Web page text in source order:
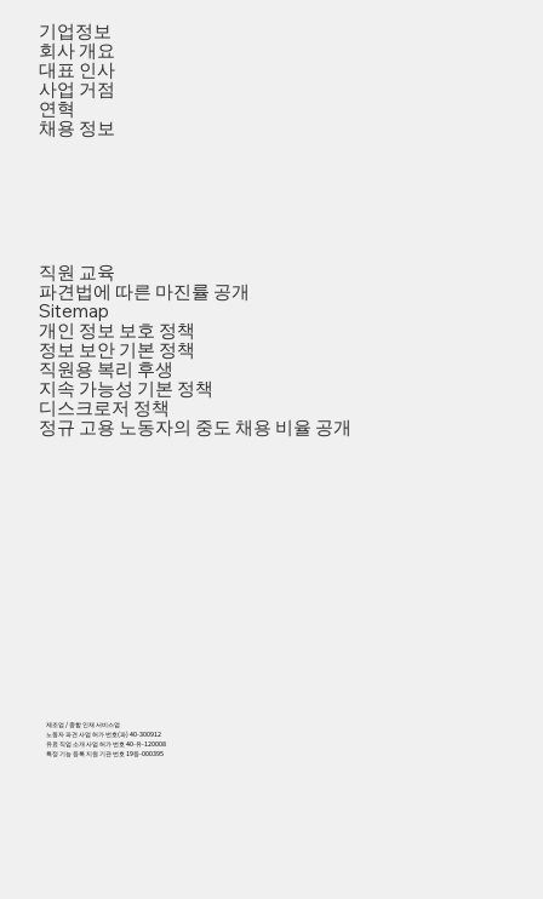
기업정보
회사 개요
대표 인사
사업 거점
연혁
채용 정보
직원 교육
파견법에 따른 마진률 공개
Sitemap
개인 정보 보호 정책
정보 보안 기본 정책
직원용 복리 후생
지속 가능성 기본 정책
디스크로저 정책
정규 고용 노동자의 중도 채용 비율 공개
제조업 / 종합 인재 서비스업
노동자 파견 사업 허가 번호(파) 40-300912
유료 직업 소개 사업 허가 번호 40-유-120008
특정 기능 등록 지원 기관 번호 19등-000395